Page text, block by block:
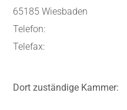
65185 Wiesbaden
Telefon:
Telefax:
Dort zuständige Kammer: